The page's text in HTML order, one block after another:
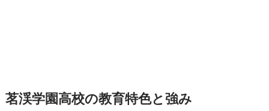
茗渓学園高校の教育特色と強み